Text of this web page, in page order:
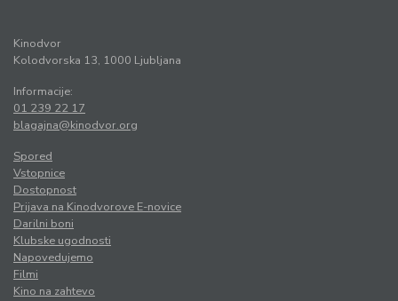
Kinodvor
Kolodvorska 13, 1000 Ljubljana
Informacije:
01 239 22 17
blagajna@kinodvor.org
Spored
Vstopnice
Dostopnost
Prijava na Kinodvorove E-novice
Darilni boni
Klubske ugodnosti
Napovedujemo
Filmi
Kino na zahtevo